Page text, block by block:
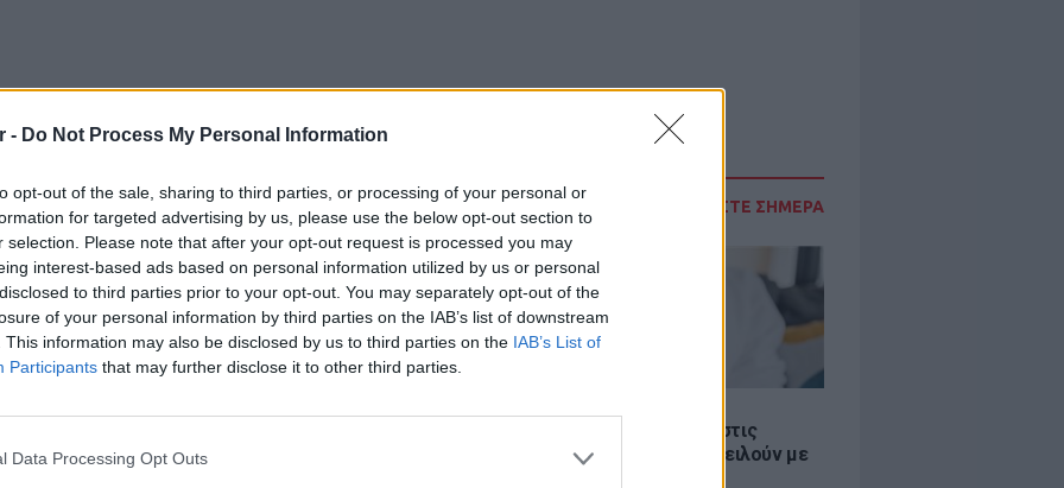
- Do Not Process My Personal Information
opt-out of the sale, sharing to third parties, or processing of your personal or
for targeted advertising by us, please use the below opt-out section to
selection. Please note that after your opt-out request is processed you may
interest-based ads based on personal information utilized by us or personal
to third parties prior to your opt-out. You may separately opt-out of the
of your personal information by third parties on the IAB’s list of downstream
This information may also be disclosed by us to third parties on the IAB’s List of
Participants that may further disclose it to other third parties.
Data Processing Opt Outs
ΔΙΑΒΑΣΤΕ ΣΗΜΕΡΑ
Γονικές παροχές: Οι παγίδες στις
μεταφορές χρημάτων που απειλούν με